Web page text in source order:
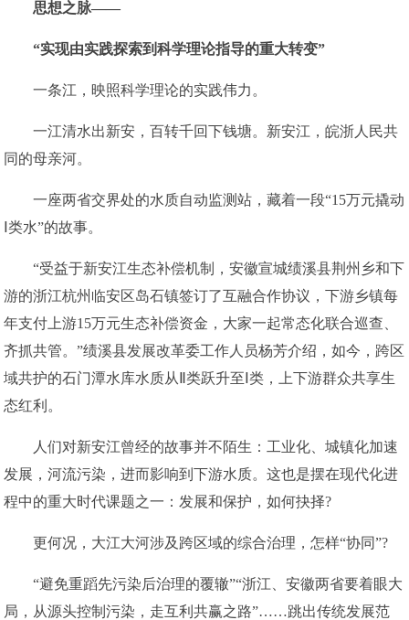
思想之脉——
“实现由实践探索到科学理论指导的重大转变”
一条江，映照科学理论的实践伟力。
一江清水出新安，百转千回下钱塘。新安江，皖浙人民共
同的母亲河。
一座两省交界处的水质自动监测站，藏着一段“15万元撬动
Ⅰ类水”的故事。
“受益于新安江生态补偿机制，安徽宣城绩溪县荆州乡和下
游的浙江杭州临安区岛石镇签订了互融合作协议，下游乡镇每
年支付上游15万元生态补偿资金，大家一起常态化联合巡查、
齐抓共管。”绩溪县发展改革委工作人员杨芳介绍，如今，跨区
域共护的石门潭水库水质从Ⅱ类跃升至Ⅰ类，上下游群众共享生
态红利。
人们对新安江曾经的故事并不陌生：工业化、城镇化加速
发展，河流污染，进而影响到下游水质。这也是摆在现代化进
程中的重大时代课题之一：发展和保护，如何抉择?
更何况，大江大河涉及跨区域的综合治理，怎样“协同”?
“避免重蹈先污染后治理的覆辙”“浙江、安徽两省要着眼大
局，从源头控制污染，走互利共赢之路”……跳出传统发展范